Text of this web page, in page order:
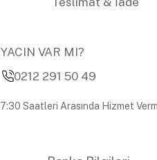
VAR MI?
0212 291 50 49
Saatleri Arasında Hizmet